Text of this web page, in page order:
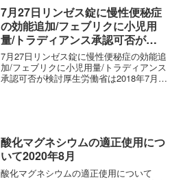
る場合は調節すること」「水分摂取の励
行」「食事内容の見直し」「...
7月27日リンゼス錠に慢性便秘症
の効能追加/フェブリクに小児用
量/トラディアンス承認可否が検
討
7月27日リンゼス錠に慢性便秘症の効能追
加/フェブリクに小児用量/トラディアンス
承認可否が検討厚生労働省は2018年7月
酸化マグネシウムの適正使用につ
いて2020年8月
酸化マグネシウムの適正使用について